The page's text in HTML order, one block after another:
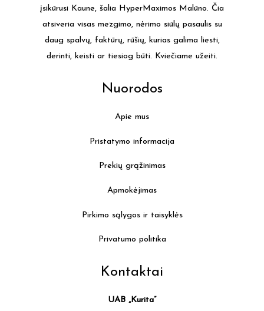
on
the
product
page
įsikūrusi Kaune, šalia HyperMaximos Malūno. Čia
atsiveria visas mezgimo, nėrimo siūlų pasaulis su
daug spalvų, faktūrų, rūšių, kurias galima liesti,
derinti, keisti ar tiesiog būti. Kviečiame užeiti.
Nuorodos
Apie mus
Pristatymo informacija
Prekių grąžinimas
Apmokėjimas
Pirkimo sąlygos ir taisyklės
Privatumo politika
Kontaktai
UAB „Kurita”